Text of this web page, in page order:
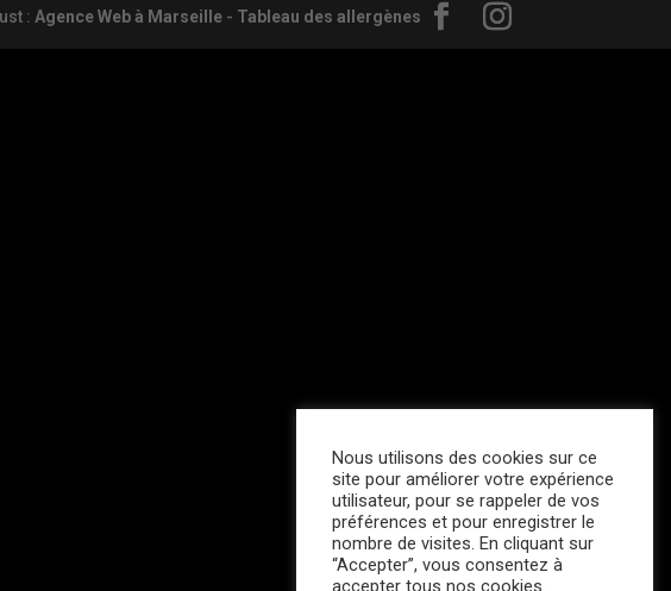
: Agence Web à Marseille- Tableau des allergènes
Nous utilisons des cookies sur ce
site pour améliorer votre expérience
utilisateur, pour se rappeler de vos
préférences et pour enregistrer le
nombre de visites. En cliquant sur
“Accepter”, vous consentez à
accepter tous nos cookies.